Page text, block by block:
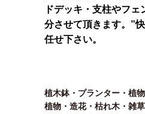
ドデッキ・支柱やフ
分させて頂きます。”
任せ下さい。
植木鉢・プランター・植
植物・造花・枯れ木・雑